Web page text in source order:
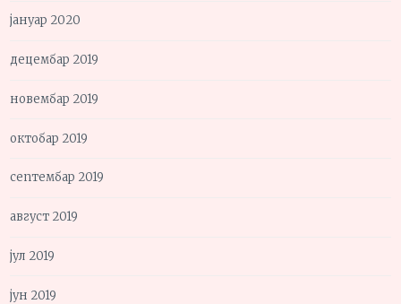
јануар 2020
децембар 2019
новембар 2019
октобар 2019
септембар 2019
август 2019
јул 2019
јун 2019